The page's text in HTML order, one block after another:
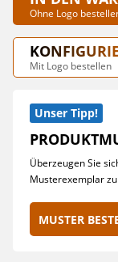
Ohne Logo
Mit Logo bestellen
Unser Tipp!
Überzeugen Sie
Musterexemplar
Muster